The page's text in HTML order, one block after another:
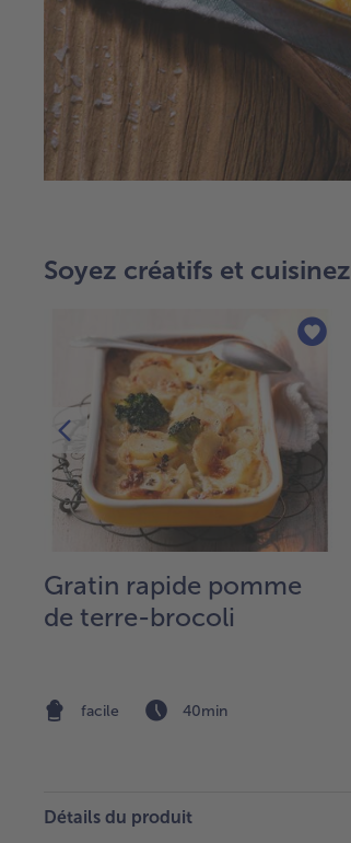
Soyez créatifs et cuisinez
Gratin rapide pomme
de terre-brocoli
facile 40min
Détails du produit